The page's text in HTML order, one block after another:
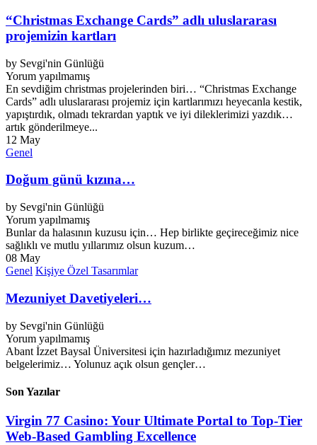
“Christmas Exchange Cards” adlı uluslararası
projemizin kartları
by Sevgi'nin Günlüğü
Yorum yapılmamış
En sevdiğim christmas projelerinden biri… “Christmas Exchange
Cards” adlı uluslararası projemiz için kartlarımızı heyecanla kestik,
yapıştırdık, olmadı tekrardan yaptık ve iyi dileklerimizi yazdık…
artık gönderilmeye...
12 May
Genel
Doğum günü kızına…
by Sevgi'nin Günlüğü
Yorum yapılmamış
Bunlar da halasının kuzusu için… Hep birlikte geçireceğimiz nice
sağlıklı ve mutlu yıllarımız olsun kuzum…
08 May
Genel Kişiye Özel Tasarımlar
Mezuniyet Davetiyeleri…
by Sevgi'nin Günlüğü
Yorum yapılmamış
Abant İzzet Baysal Üniversitesi için hazırladığımız mezuniyet
belgelerimiz… Yolunuz açık olsun gençler…
Son Yazılar
Virgin 77 Casino: Your Ultimate Portal to Top-Tier
Web-Based Gambling Excellence